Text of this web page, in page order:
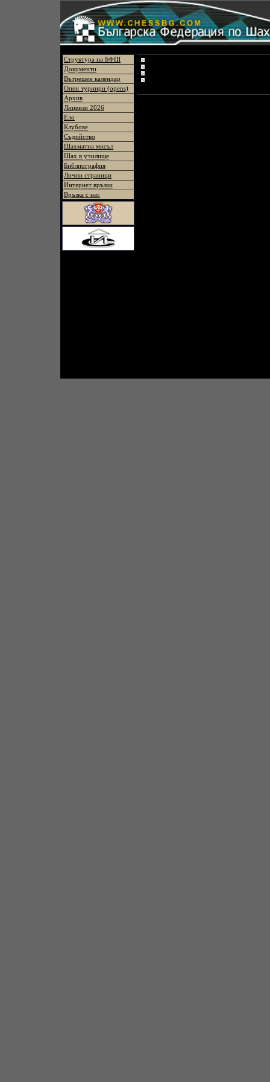
Структура на БФШ
Документи
Вътрешен календар
Опен турнири (opens)
Архив
Лицензи 2026
Ело
Клубове
Съдийство
Шахматна мисъл
Шах в училище
Библиография
Лични страници
Интернет връзки
Връзка с нас